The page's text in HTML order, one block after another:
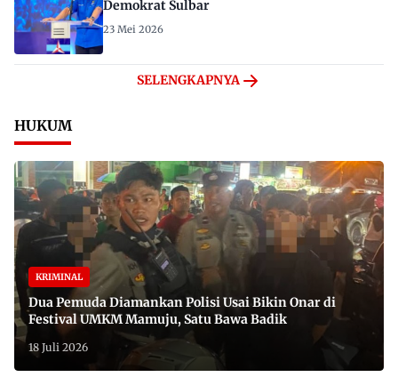
Demokrat Sulbar
23 Mei 2026
SELENGKAPNYA
HUKUM
KRIMINAL
Dua Pemuda Diamankan Polisi Usai Bikin Onar di
Festival UMKM Mamuju, Satu Bawa Badik
18 Juli 2026